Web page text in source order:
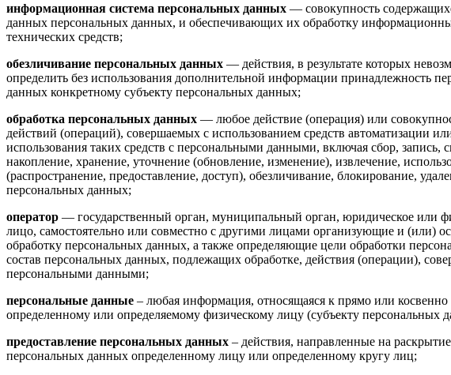
информационная система персональных данных — совокупность
данных персональных данных, и обеспечивающих их обработку
технических средств;
обезличивание персональных данных — действия, в результате которых
определить без использования дополнительной информации принадлежность
данных конкретному субъекту персональных данных;
обработка персональных данных — любое действие (операция) или
действий (операций), совершаемых с использованием средств автоматизации
использования таких средств с персональными данными, включая сбор, запись,
накопление, хранение, уточнение (обновление, изменение), извлечение,
(распространение, предоставление, доступ), обезличивание, блокирование,
персональных данных;
оператор — государственный орган, муниципальный орган, юридическое или
лицо, самостоятельно или совместно с другими лицами организующие и (или)
обработку персональных данных, а также определяющие цели обработки
состав персональных данных, подлежащих обработке, действия (операции),
персональными данными;
персональные данные – любая информация, относящаяся к прямо или косвенно
определенному или определяемому физическому лицу (субъекту персональных
предоставление персональных данных – действия, направленные на раскрытие
персональных данных определенному лицу или определенному кругу лиц;